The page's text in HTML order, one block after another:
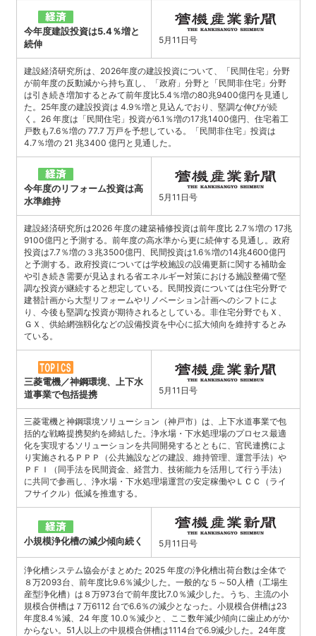
今年度建設投資は5.4％増と
続伸
5月11日号
建設経済研究所は、2026年度の建設投資について、「民間住宅」分野
が前年度の反動減から持ち直し、「政府」分野と「民間非住宅」分野
は引き続き増加するとみて前年度比5.4％増の80兆9400億円を見通し
た。25年度の建設投資は 4.9％増と見込んでおり、堅調な伸びが続
く。26 年度は「民間住宅」投資が6.1％増の17兆1400億円、住宅着工
戸数も7.6％増の 77.7 万戸を予想している。「民間非住宅」投資は
4.7％増の 21 兆3400 億円と見通した。
今年度のリフォーム投資は高
水準維持
5月11日号
建設経済研究所は2026 年度の建築補修投資は前年度比 2.7％増の 17兆
9100億円と予測する。前年度の高水準から更に続伸する見通し。政府
投資は7.7％増の３兆3500億円、民間投資は1.6％増の14兆4600億円
と予測する。政府投資については学校施設の設備更新に関する補助金
や引き続き需要が見込まれる省エネルギー対策における施設整備で堅
調な投資が継続すると想定している。民間投資については住宅分野で
建替計画から大型リフォームやリノベーション計画へのシフトによ
り、今後も堅調な投資が期待されるとしている。非住宅分野でもＸ、
ＧＸ、供給網強靱化などの設備投資を中心に拡大傾向を維持するとみ
ている。
三菱電機／神鋼環境、上下水
道事業で包括提携
5月11日号
三菱電機と神鋼環境ソリューション（神戸市）は、上下水道事業で包
括的な戦略提携契約を締結した。浄水場・下水処理場のプロセス最適
化を実現するソリューションを共同開発するとともに、官民連携によ
り実施されるＰＰＰ（公共施設などの建設、維持管理、運営手法）や
ＰＦＩ（同手法を民間資金、経営力、技術能力を活用して行う手法）
に共同で参画し、浄水場・下水処理場運営の安定稼働やＬＣＣ（ライ
フサイクル）低減を推進する。
小規模浄化槽の減少傾向続く 5月11日号
浄化槽システム協会がまとめた 2025 年度の浄化槽出荷台数は全体で
８万2093台、前年度比9.6％減少した。一般的な５～50人槽（工場生
産型浄化槽）は８万973台で前年度比7.0％減少した。うち、主流の小
規模合併槽は７万6112 台で6.6％の減少となった。小規模合併槽は23
年度8.4％減、24 年度 10.0％減少と、ここ数年減少傾向に歯止めがか
からない。51人以上の中規模合併槽は1114台で6.9減少した。24年度